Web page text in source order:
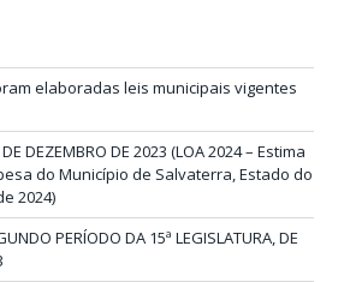
elaboradas leis municipais vigentes
DEZEMBRO DE 2023 (LOA 2024 – Estima
do Município de Salvaterra, Estado do
2024)
PERÍODO DA 15ª LEGISLATURA, DE